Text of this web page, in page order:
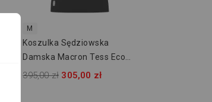
M
Koszulka Sędziowska
Damska Macron Tess Eco
800004640922
395,00 zł 305,00 zł